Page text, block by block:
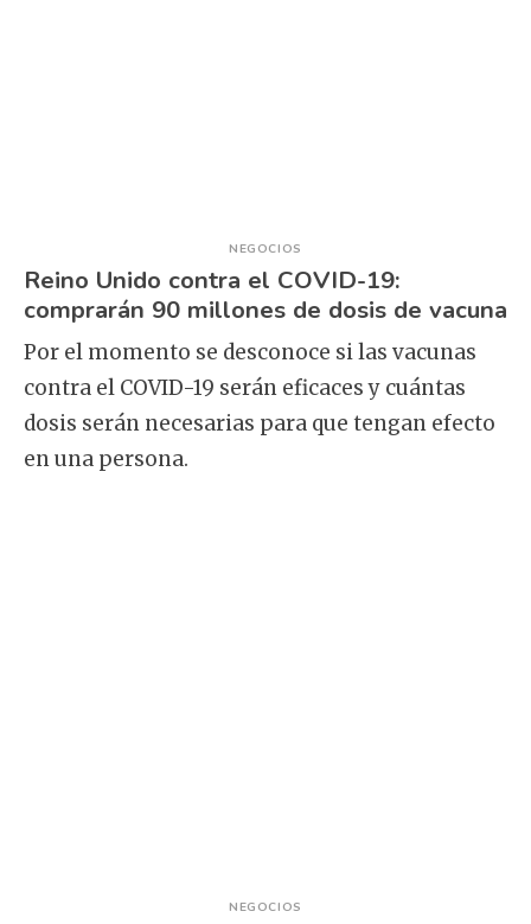
NEGOCIOS
Reino Unido contra el COVID-19:
comprarán 90 millones de dosis de vacuna
Por el momento se desconoce si las vacunas
contra el COVID-19 serán eficaces y cuántas
dosis serán necesarias para que tengan efecto
en una persona.
NEGOCIOS